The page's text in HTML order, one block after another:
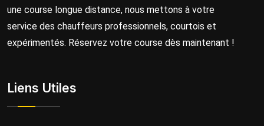
une course longue distance, nous mettons à votre
service des chauffeurs professionnels, courtois et
expérimentés. Réservez votre course dès maintenant !
Liens Utiles